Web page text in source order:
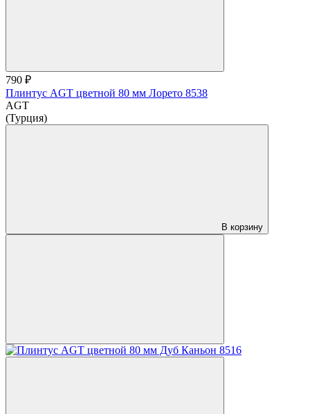
790 ₽
Плинтус AGT цветной 80 мм Лорето 8538
AGT
(Турция)
В корзину